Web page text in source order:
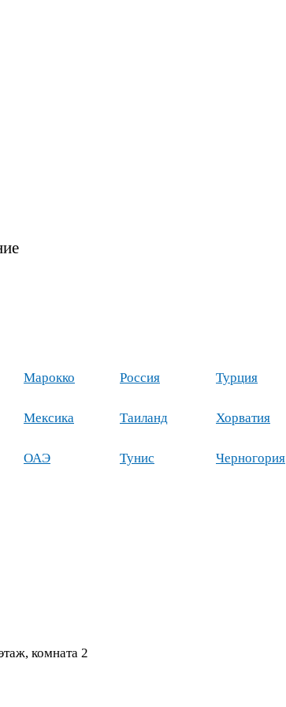
Марокко
Мексика
ОАЭ
Россия
Таиланд
Тунис
Турция
Хорватия
Черногория
комната 2